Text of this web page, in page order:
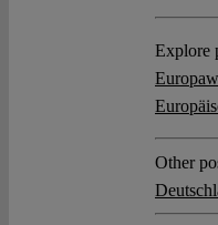
Explore
Other